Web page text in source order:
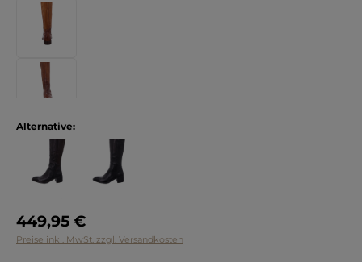
Alternative:
Regulärer Preis:
449,95 €
Preise inkl. MwSt. zzgl. Versandkosten